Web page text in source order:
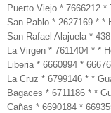
Puerto Viejo * 7666212 *
San Pablo * 2627169 * *
San Rafael Alajuela *
La Virgen * 7611404 * *
Liberia * 6660994 *
La Cruz * 6799146 * *
Bagaces * 6711186 * *
Cañas * 6690184 *